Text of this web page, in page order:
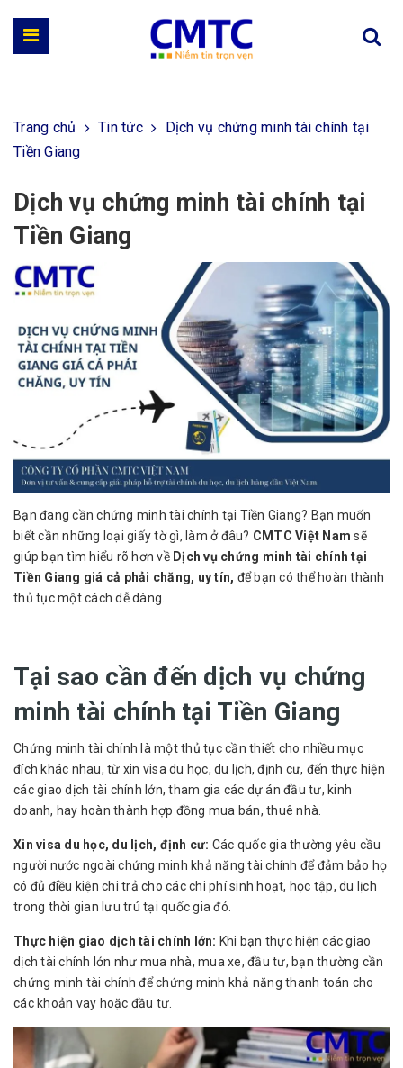
Trang chủ Tin tức
Dịch vụ chứng minh tài chính tại
Tiền Giang
Dịch vụ chứng minh tài chính tại
Tiền Giang
Bạn đang cần chứng minh tài chính tại Tiền Giang? Bạn muốn
biết cần những loại giấy tờ gì, làm ở đâu? CMTC Việt Nam sẽ
giúp bạn tìm hiểu rõ hơn về Dịch vụ chứng minh tài chính tại
Tiền Giang giá cả phải chăng, uy tín, để bạn có thể hoàn thành
thủ tục một cách dễ dàng.
Tại sao cần đến dịch vụ chứng
minh tài chính tại Tiền Giang
Chứng minh tài chính là một thủ tục cần thiết cho nhiều mục
đích khác nhau, từ xin visa du học, du lịch, định cư, đến thực hiện
các giao dịch tài chính lớn, tham gia các dự án đầu tư, kinh
doanh, hay hoàn thành hợp đồng mua bán, thuê nhà.
Xin visa du học, du lịch, định cư: Các quốc gia thường yêu cầu
người nước ngoài chứng minh khả năng tài chính để đảm bảo họ
có đủ điều kiện chi trả cho các chi phí sinh hoạt, học tập, du lịch
trong thời gian lưu trú tại quốc gia đó.
Thực hiện giao dịch tài chính lớn: Khi bạn thực hiện các giao
dịch tài chính lớn như mua nhà, mua xe, đầu tư, bạn thường cần
chứng minh tài chính để chứng minh khả năng thanh toán cho
các khoản vay hoặc đầu tư.